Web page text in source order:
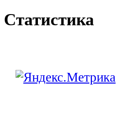
Статистика